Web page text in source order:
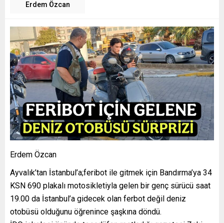
Erdem Özcan
Erdem Özcan
Ayvalık’tan İstanbul’a;feribot ile gitmek için Bandırma’ya 34
KSN 690 plakalı motosikletiyla gelen bir genç sürücü saat
19.00 da İstanbul’a gidecek olan ferbot değil deniz
otobüsü olduğunu öğrenince şaşkına döndü.